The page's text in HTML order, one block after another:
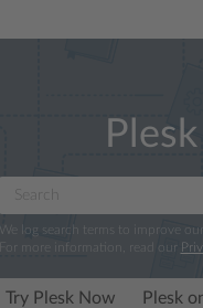
We log search terms to improve
For more information, read our
Try Plesk Now Plesk